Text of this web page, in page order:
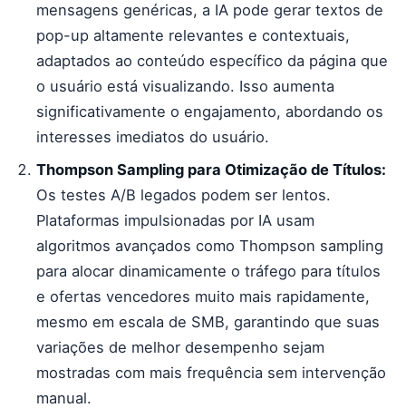
mensagens genéricas, a IA pode gerar textos de
pop-up altamente relevantes e contextuais,
adaptados ao conteúdo específico da página que
o usuário está visualizando. Isso aumenta
significativamente o engajamento, abordando os
interesses imediatos do usuário.
Thompson Sampling para Otimização de Títulos:
Os testes A/B legados podem ser lentos.
Plataformas impulsionadas por IA usam
algoritmos avançados como Thompson sampling
para alocar dinamicamente o tráfego para títulos
e ofertas vencedores muito mais rapidamente,
mesmo em escala de SMB, garantindo que suas
variações de melhor desempenho sejam
mostradas com mais frequência sem intervenção
manual.